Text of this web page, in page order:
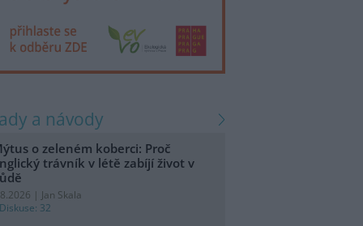
a návody
o zeleném koberci: Proč
trávník v létě zabíjí život v
| Jan Skala
Diskuse: 32